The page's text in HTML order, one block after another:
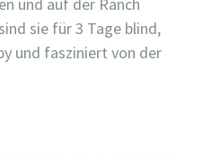
sie für 3 Tage blind,
und fasziniert von der